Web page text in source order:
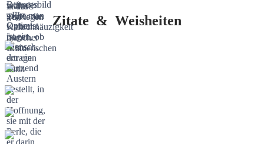
Zitate & Weisheiten